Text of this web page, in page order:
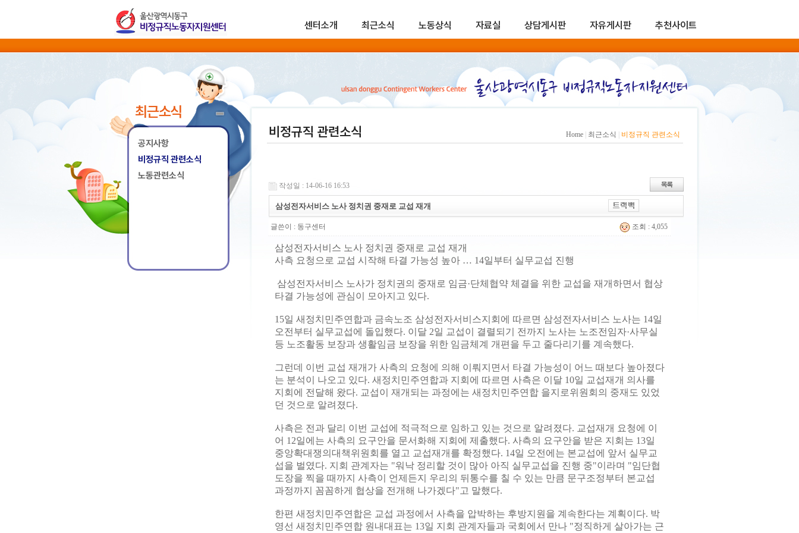
센터소개 최근소식 노동상식 자료실 상담게시판 자유게시판 추천사이트
최근소식
공지사항
비정규직 관련소식
노동관련소식
비정규직 관련소식 Home 최근소식 비정규직 관련소식
작성일 : 14-06-16 16:53
삼성전자서비스 노사 정치권 중재로 교섭 재개
글쓴이 : 동구센터 조회 : 4,055
삼성전자서비스 노사 정치권 중재로 교섭 재개
사측 요청으로 교섭 시작해 타결 가능성 높아 … 14일부터 실무교섭 진행
삼성전자서비스 노사가 정치권의 중재로 임금·단체협약 체결을 위한 교섭을 재개하면서 협상
타결 가능성에 관심이 모아지고 있다.
15일 새정치민주연합과 금속노조 삼성전자서비스지회에 따르면 삼성전자서비스 노사는 14일
오전부터 실무교섭에 돌입했다. 이달 2일 교섭이 결렬되기 전까지 노사는 노조전임자·사무실
등 노조활동 보장과 생활임금 보장을 위한 임금체계 개편을 두고 줄다리기를 계속했다.
그런데 이번 교섭 재개가 사측의 요청에 의해 이뤄지면서 타결 가능성이 어느 때보다 높아졌다
는 분석이 나오고 있다. 새정치민주연합과 지회에 따르면 사측은 이달 10일 교섭재개 의사를
지회에 전달해 왔다. 교섭이 재개되는 과정에는 새정치민주연합 을지로위원회의 중재도 있었
던 것으로 알려졌다.
사측은 전과 달리 이번 교섭에 적극적으로 임하고 있는 것으로 알려졌다. 교섭재개 요청에 이
어 12일에는 사측의 요구안을 문서화해 지회에 제출했다. 사측의 요구안을 받은 지회는 13일
중앙확대쟁의대책위원회를 열고 교섭재개를 확정했다. 14일 오전에는 본교섭에 앞서 실무교
섭을 벌였다. 지회 관계자는 "워낙 정리할 것이 많아 아직 실무교섭을 진행 중"이라며 "임단협
도장을 찍을 때까지 사측이 언제든지 우리의 뒤통수를 칠 수 있는 만큼 문구조정부터 본교섭
과정까지 꼼꼼하게 협상을 전개해 나가겠다"고 말했다.
한편 새정치민주연합은 교섭 과정에서 사측을 압박하는 후방지원을 계속한다는 계획이다. 박
영선 새정치민주연합 원내대표는 13일 지회 관계자들과 국회에서 만나 "정직하게 살아가는 근